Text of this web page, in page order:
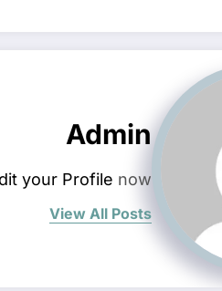
Admin
your Profile now.
View All Posts